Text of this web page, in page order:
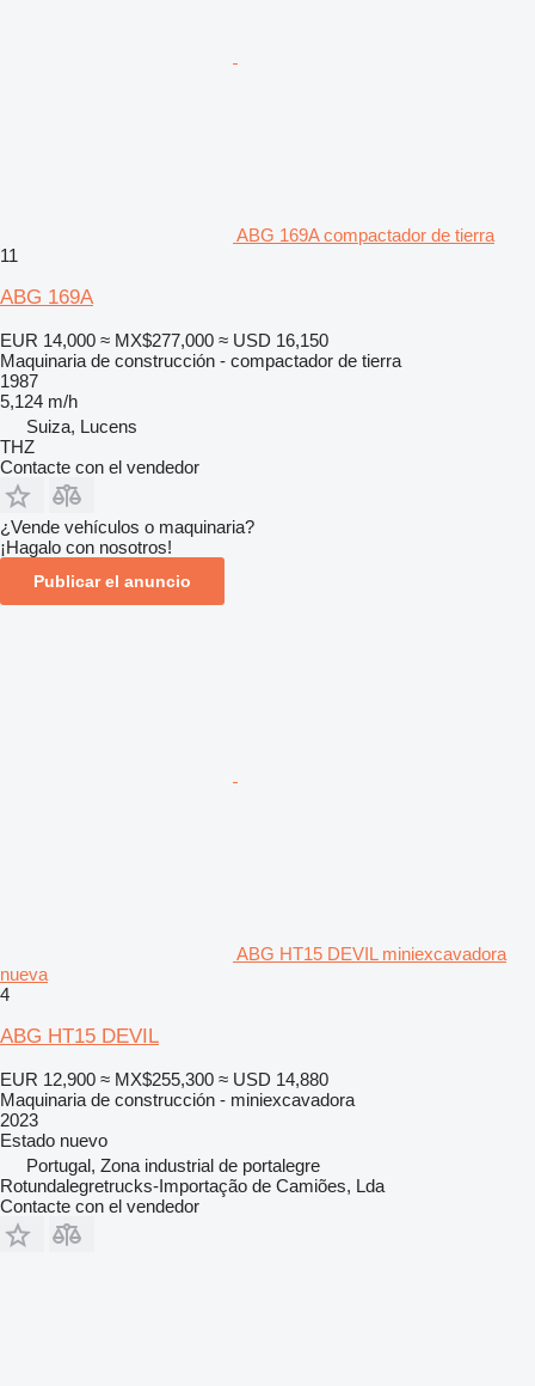
ABG 169A compactador de tierra
11
ABG 169A
EUR 14,000 ≈ MX$277,000 ≈ USD 16,150
Maquinaria de construcción - compactador de tierra
1987
5,124 m/h
Suiza, Lucens
THZ
Contacte con el vendedor
¿Vende vehículos o maquinaria?
¡Hagalo con nosotros!
Publicar el anuncio
ABG HT15 DEVIL miniexcavadora
nueva
4
ABG HT15 DEVIL
EUR 12,900 ≈ MX$255,300 ≈ USD 14,880
Maquinaria de construcción - miniexcavadora
2023
Estado nuevo
Portugal, Zona industrial de portalegre
Rotundalegretrucks-Importação de Camiões, Lda
Contacte con el vendedor